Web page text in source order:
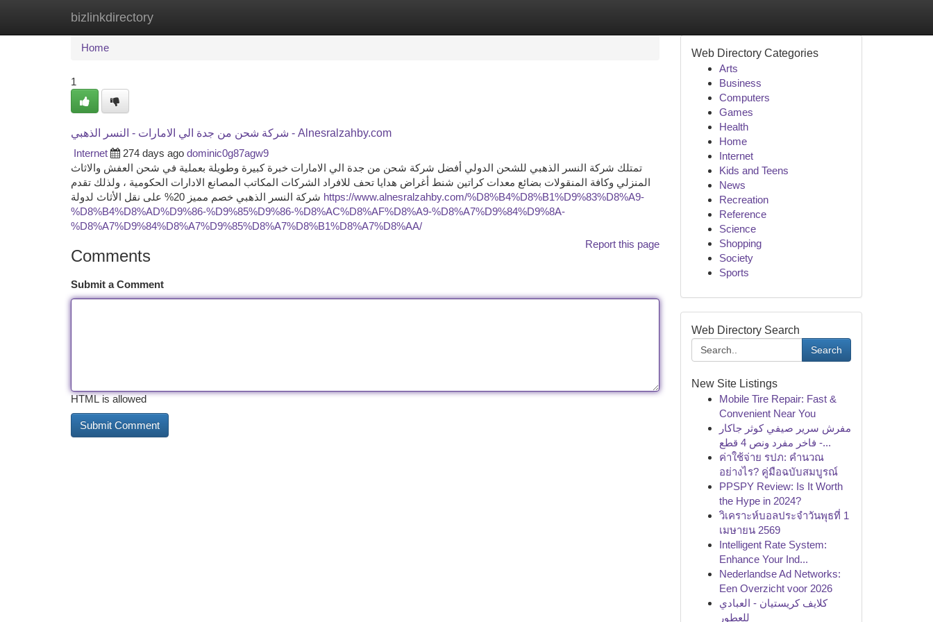
bizlinkdirectory
Home New Site Listings
Home
1
شركة شحن من جدة الي الامارات - النسر الذهبي - Alnesralzahby.com
Internet
274 days ago dominic0g87agw9
تمتلك شركة النسر الذهبي للشحن الدولي أفضل شركة شحن من جدة الي الامارات خبرة كبيرة وطويلة بعملية في شحن العفش والاثاث
المنزلي وكافة المنقولات بضائع معدات كراتين شنط أغراض هدايا تحف للافراد الشركات المكاتب المصانع الادارات الحكومية ، ولذلك تقدم
https://www.alnesralzahby.com/%D8%B4%D8%B1%D9%83%D8%A9-
%D8%B4%D8%AD%D9%86-%D9%85%D9%86-%D8%AC%D8%AF%D8%A9-%D8%A7%D9%84%D9%8A-
%D8%A7%D9%84%D8%A7%D9%85%D8%A7%D8%B1%D8%A7%D8%AA/
Report this page
Comments
Submit a Comment
HTML is allowed
Web Directory Categories
Arts
Business
Computers
Games
Health
Home
Internet
Kids and Teens
News
Recreation
Reference
Science
Shopping
Society
Sports
Web Directory Search
Search
New Site Listings
Mobile Tire Repair: Fast &
Convenient Near You
مفرش سرير صيفي كوثر جاكار
فاخر مفرد ونص 4 قطع -...
ค่าใช้จ่าย รปภ: คำนวณ
อย่างไร? คู่มือฉบับสมบูรณ์
PPSPY Review: Is It Worth
the Hype in 2024?
วิเคราะห์บอลประจำวันพุธที่ 1
เมษายน 2569
Intelligent Rate System:
Enhance Your Ind...
Nederlandse Ad Networks:
Een Overzicht voor 2026
كلايف كريستيان - العبادي
للعطور